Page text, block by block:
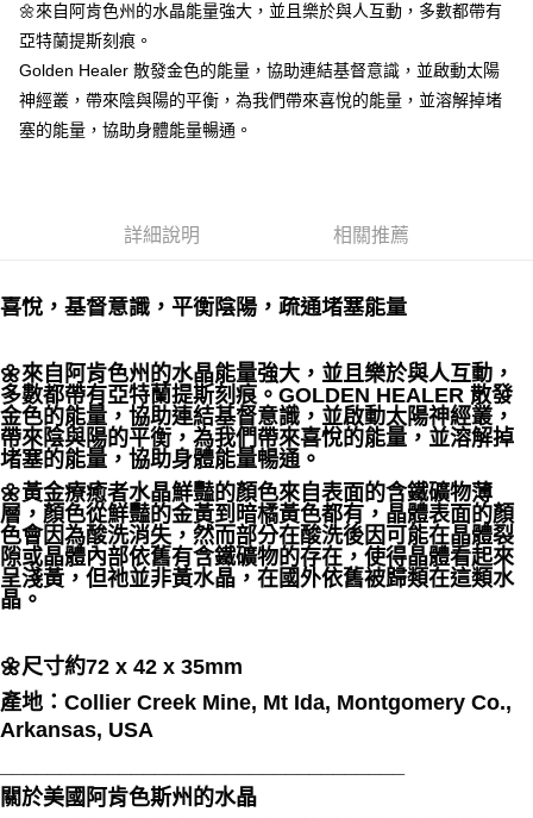
全家取貨付款
每筆NT$80，滿NT$3,000(含以上)免運費
賣家宅配幫您送（台灣）
每筆NT$80，滿NT$3,000(含以上)免運費
付款後門市自取
免運費
🌼來自阿肯色州的水晶能量強大，並且樂於與人互動，多數都帶有
亞特蘭提斯刻痕。
Golden Healer 散發金色的能量，協助連結基督意識，並啟動太陽
神經叢，帶來陰與陽的平衡，為我們帶來喜悅的能量，並溶解掉堵
塞的能量，協助身體能量暢通。
詳細說明 相關推薦
喜悅，基督意識，平衡陰陽，疏通堵塞能量
🌼來自阿肯色州的水晶能量強大，並且樂於與人互動，
多數都帶有亞特蘭提斯刻痕。GOLDEN HEALER 散發
金色的能量，協助連結基督意識，並啟動太陽神經叢，
帶來陰與陽的平衡，為我們帶來喜悅的能量，並溶解掉
堵塞的能量，協助身體能量暢通。
🌼黃金療癒者水晶鮮豔的顏色來自表面的含鐵礦物薄
層，顏色從鮮豔的金黃到暗橘黃色都有，晶體表面的顏
色會因為酸洗消失，然而部分在酸洗後因可能在晶體裂
隙或晶體內部依舊有含鐵礦物的存在，使得晶體看起來
呈淺黃，但祂並非黃水晶，在國外依舊被歸類在這類水
晶。
🌼尺寸約72 x 42 x 35mm
產地： Collier Creek Mine, Mt Ida, Montgomery Co.,
Arkansas, USA
關於美國阿肯色斯州的水晶